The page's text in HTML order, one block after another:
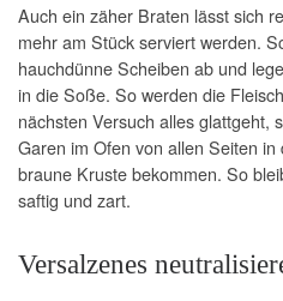
Auch ein zäher Braten lässt sich
mehr am Stück serviert werden.
hauchdünne Scheiben ab und
in die Soße. So werden die
nächsten Versuch alles glattgeht,
Garen im Ofen von allen Seiten
braune Kruste bekommen. So
saftig und zart.
Versalzenes